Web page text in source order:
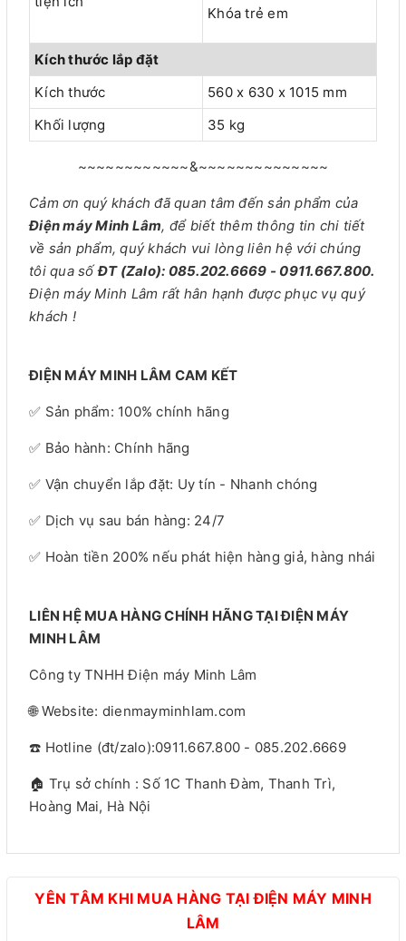
Khóa trẻ em
Kích thước lắp đặt
Kích thước
560 x 630 x 1015 mm
Khối lượng
35 kg
~~~~~~~~~~~~&~~~~~~~~~~~~~~
Cảm ơn quý khách đã quan tâm đến sản phẩm của
Điện máy Minh Lâm, để biết thêm thông tin chi tiết
về sản phẩm, quý khách vui lòng liên hệ với chúng
tôi qua sốĐT (Zalo): 085.202.6669 - 0911.667.800.
Điện máy Minh Lâm rất hân hạnh được phục vụ quý
khách !
ĐIỆN MÁY MINH LÂM CAM KẾT
✅ Sản phẩm: 100% chính hãng
✅ Bảo hành: Chính hãng
✅ Vận chuyển lắp đặt: Uy tín - Nhanh chóng
✅ Dịch vụ sau bán hàng: 24/7
✅ Hoàn tiền 200% nếu phát hiện hàng giả, hàng nhái
LIÊN HỆ MUA HÀNG CHÍNH HÃNG TẠI ĐIỆN MÁY
MINH LÂM
Công ty TNHH Điện máy Minh Lâm
🌐 Website: dienmayminhlam.com
☎️ Hotline (đt/zalo):0911.667.800 - 085.202.6669
🏠 Trụ sở chính : Số 1C Thanh Đàm, Thanh Trì,
Hoàng Mai, Hà Nội
YÊN TÂM KHI MUA HÀNG TẠI ĐIỆN MÁY MINH
LÂM